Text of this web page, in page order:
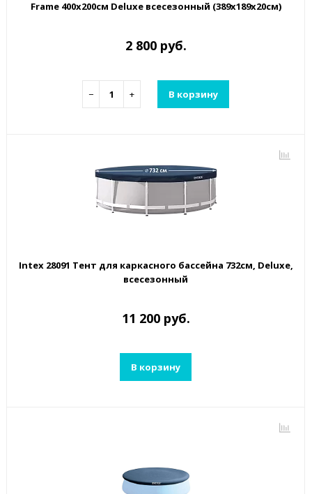
Frame 400х200см Deluxe всесезонный (389х189х20см)
2 800 руб.
− + В корзину
Intex 28091 Тент для каркасного бассейна 732см, Deluxe,
всесезонный
11 200 руб.
В корзину